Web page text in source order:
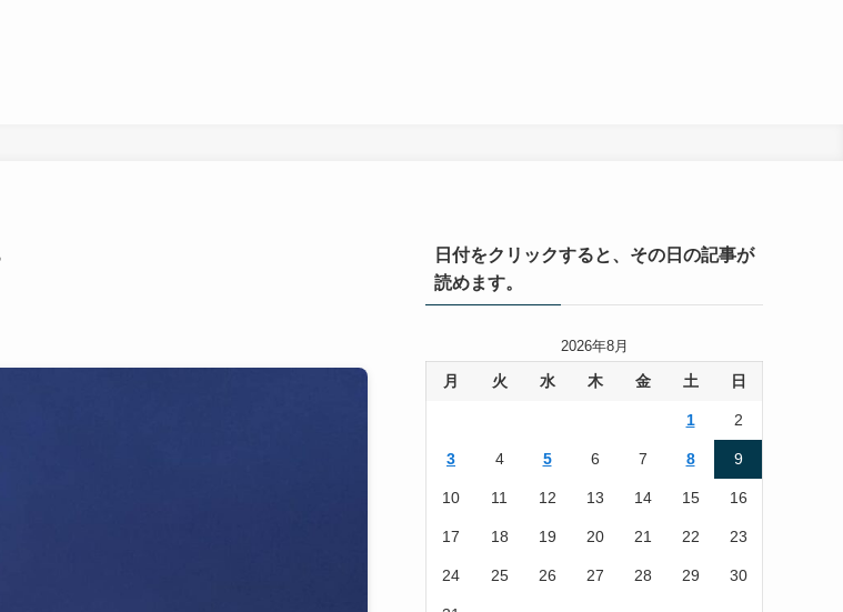
日付をクリックすると、その日の記事が
読めます。
2026年8月
月 火 水 木 金 土 日
1 2
3 4 5 6 7 8 9
10 11 12 13 14 15 16
17 18 19 20 21 22 23
24 25 26 27 28 29 30